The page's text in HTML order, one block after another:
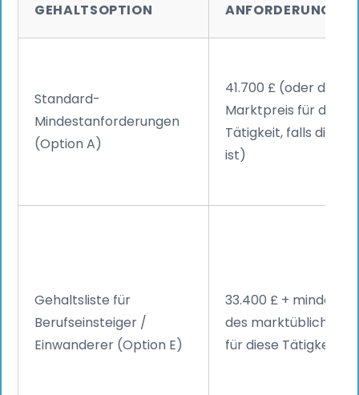
GEHALTSOPTION ANFORDERUNG
Standard-
Mindestanforderungen
(Option A)
41.700 £ (oder der
Marktpreis für diese
Tätigkeit, falls dieser
ist)
Gehaltsliste für
Berufseinsteiger /
Einwanderer (Option E)
33.400 £ +
des marktüblichen
für diese Tätigkeit